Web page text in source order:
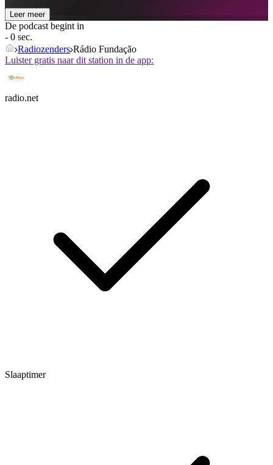
Leer meer
De podcast begint in
- 0 sec.
Radiozenders Rádio Fundação
Luister gratis naar dit station in de app:
radio.net
Slaaptimer